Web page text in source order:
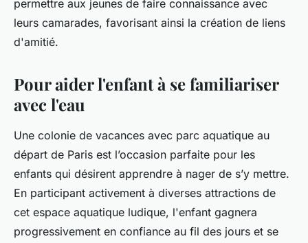
permettre aux jeunes de faire connaissance avec
leurs camarades, favorisant ainsi la création de liens
d'amitié.
Pour aider l'enfant à se familiariser
avec l'eau
Une colonie de vacances avec parc aquatique au
départ de Paris est l’occasion parfaite pour les
enfants qui désirent apprendre à nager de s’y mettre.
En participant activement à diverses attractions de
cet espace aquatique ludique, l'enfant gagnera
progressivement en confiance au fil des jours et se